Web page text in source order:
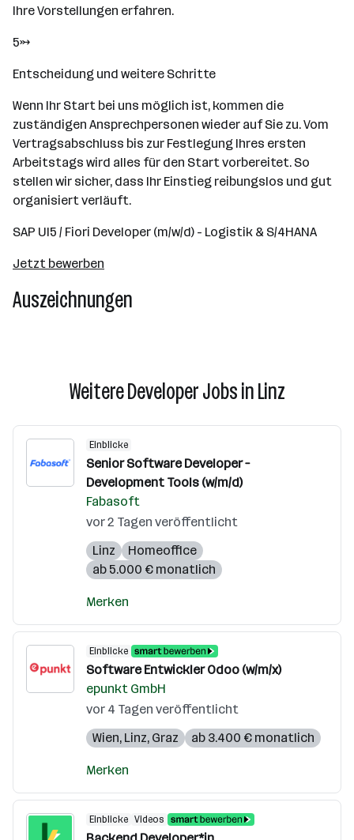
Ihre Vorstellungen erfahren.
5→
Entscheidung und weitere Schritte
Wenn Ihr Start bei uns möglich ist, kommen die
zuständigen Ansprechpersonen wieder auf Sie zu. Vom
Vertragsabschluss bis zur Festlegung Ihres ersten
Arbeitstags wird alles für den Start vorbereitet. So
stellen wir sicher, dass Ihr Einstieg reibungslos und gut
organisiert verläuft.
SAP UI5 / Fiori Developer (m/w/d) - Logistik & S/4HANA
Jetzt bewerben
Auszeichnungen
Weitere Developer Jobs in Linz
Einblicke
Senior Software Developer –
Development Tools (w/m/d)
Fabasoft
vor 2 Tagen veröffentlicht
Linz
Homeoffice
ab 5.000 € monatlich
Merken
Einblicke
Software Entwickler Odoo (w/m/x)
epunkt GmbH
vor 4 Tagen veröffentlicht
Wien, Linz, Graz ab 3.400 € monatlich
Merken
Einblicke Videos